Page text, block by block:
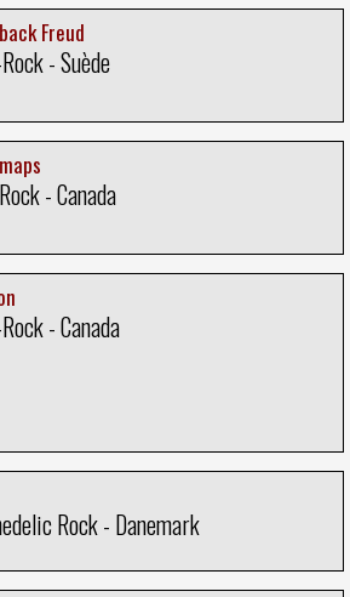
Freud
- Suède
- Canada
- Canada
Rock - Danemark